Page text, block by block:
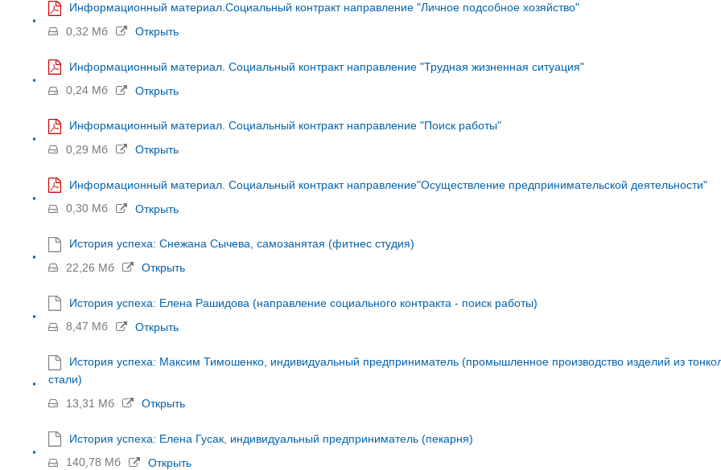
Информационный материал.Социальный контракт направление "Личное подсобное хозяйство"
0,32 Мб
Открыть
Информационный материал. Социальный контракт направление "Трудная жизненная ситуация"
0,24 Мб
Открыть
Информационный материал. Социальный контракт направление "Поиск работы"
0,29 Мб
Открыть
Информационный материал. Социальный контракт направление"Осуществление предпринимательской деятельности"
0,30 Мб
Открыть
История успеха: Снежана Сычева, самозанятая (фитнес студия)
22,26 Мб
Открыть
История успеха: Елена Рашидова (направление социального контракта - поиск работы)
8,47 Мб
Открыть
История успеха: Максим Тимошенко, индивидуальный предприниматель (промышленное производство изделий из
стали)
13,31 Мб
Открыть
История успеха: Елена Гусак, индивидуальный предприниматель (пекарня)
140,78 Мб
Открыть